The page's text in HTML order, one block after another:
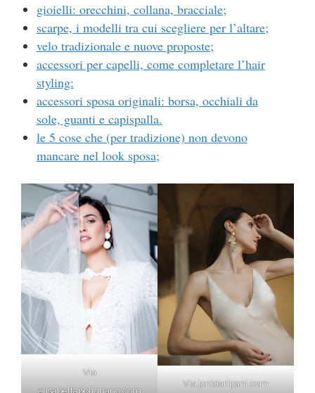
gioielli: orecchini, collana, bracciale;
scarpe, i modelli tra cui scegliere per l’altare;
velo tradizionale e nuove proposte;
accessori per capelli, come completare l’hair
styling:
accessori sposa originali: borsa, occhiali da
sole, guanti e capispalla.
le 5 cose che (per tradizione) non devono
mancare nel look sposa;
Via
elisabettapolignano.com
Via jonidaripani.com